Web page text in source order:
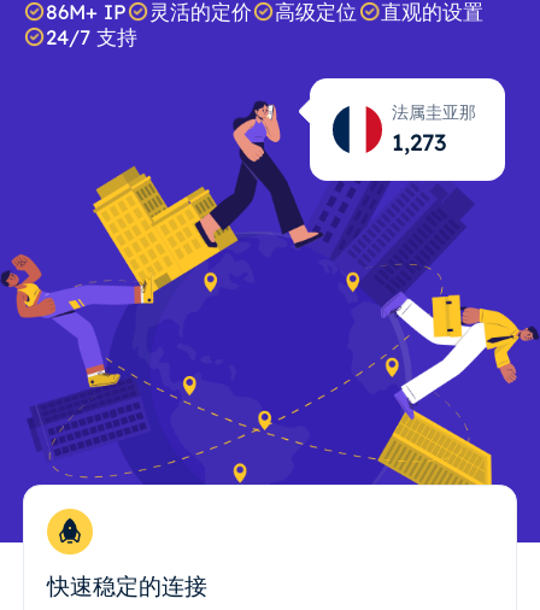
86M+ IP 灵活的定价 高级定位
直观的设置
24/7 支持
法属圭亚那
1,274
快速稳定的连接